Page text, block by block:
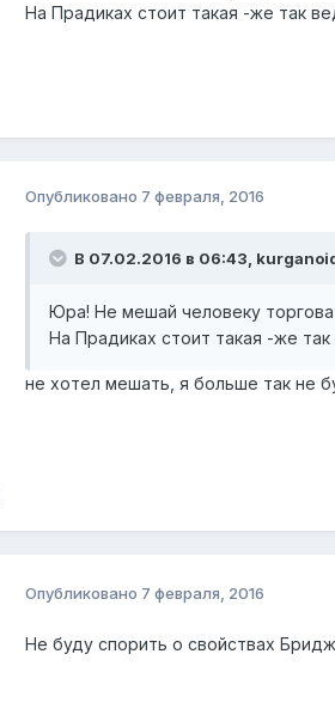
На Прадиках стоит такая -же так
Опубликовано 7 февраля, 2016
В 07.02.2016 в 06:43,
Юра! Не мешай человеку
На Прадиках стоит такая -же
не хотел мешать, я больше так не
Опубликовано 7 февраля, 2016
Не буду спорить о свойствах